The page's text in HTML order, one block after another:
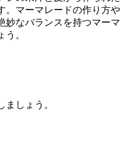
。マーマレードの作り方や
妙なバランスを持つマーマ
。
しょう。